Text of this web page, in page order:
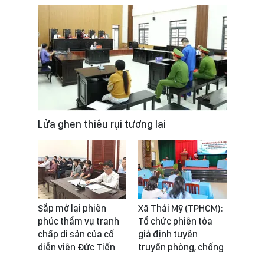
Lửa ghen thiêu rụi tương lai
Sắp mở lại phiên
phúc thẩm vụ tranh
chấp di sản của cố
diễn viên Đức Tiến
Xã Thái Mỹ (TPHCM):
Tổ chức phiên tòa
giả định tuyên
truyền phòng, chống